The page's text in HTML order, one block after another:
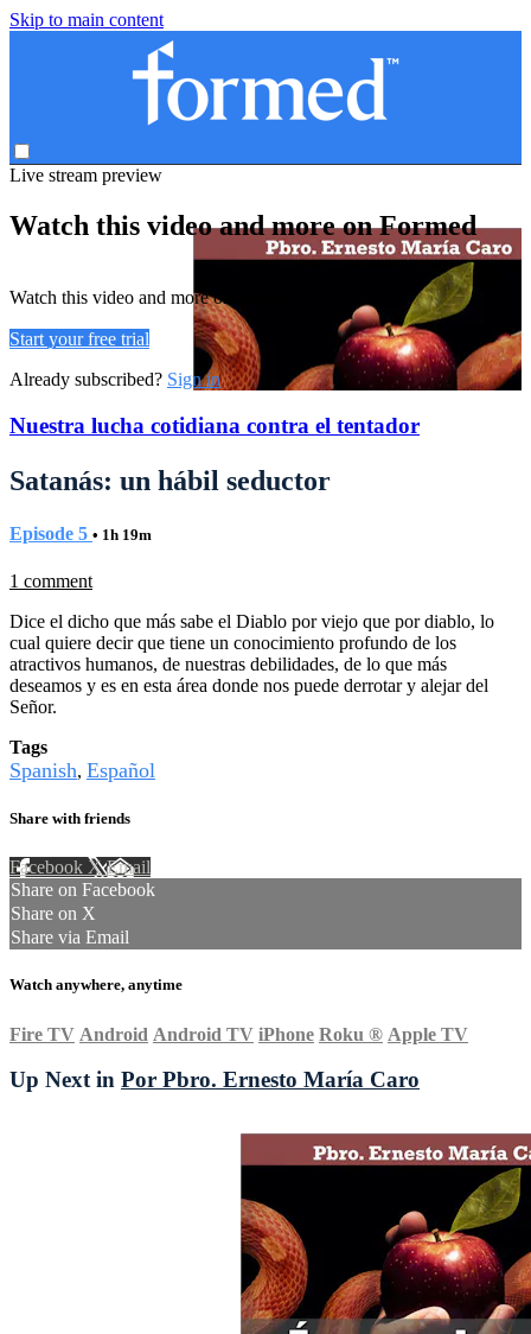
Skip to main content
Live stream preview
Watch this video and more on Formed
Watch this video and more on Formed
Start your free trial
Already subscribed? Sign in
Nuestra lucha cotidiana contra el tentador
Satanás: un hábil seductor
Episode 5 • 1h 19m
1 comment
Dice el dicho que más sabe el Diablo por viejo que por diablo, lo
cual quiere decir que tiene un conocimiento profundo de los
atractivos humanos, de nuestras debilidades, de lo que más
deseamos y es en esta área donde nos puede derrotar y alejar del
Señor.
Tags
Spanish, Español
Share with friends
Facebook XEmail
Share on Facebook
Share on X
Share via Email
Watch anywhere, anytime
Fire TV Android Android TV iPhone Roku ® Apple TV
Up Next in Por Pbro. Ernesto María Caro